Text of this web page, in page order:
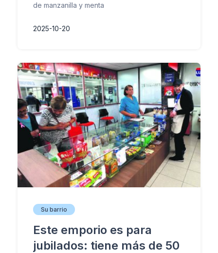
de manzanilla y menta
2025-10-20
Su barrio
Este emporio es para
jubilados: tiene más de 50